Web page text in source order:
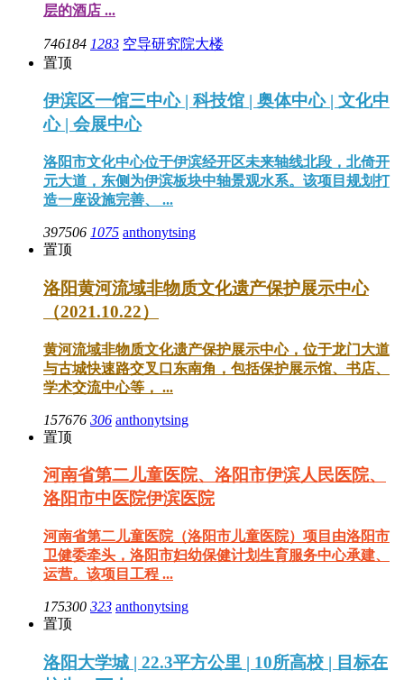
层的酒店 ...
746184 1283 空导研究院大楼
置顶
伊滨区一馆三中心 | 科技馆 | 奥体中心 | 文化中
心 | 会展中心
洛阳市文化中心位于伊滨经开区未来轴线北段，北倚开
元大道，东侧为伊滨板块中轴景观水系。该项目规划打
造一座设施完善、 ...
397506 1075 anthonytsing
置顶
洛阳黄河流域非物质文化遗产保护展示中心
（2021.10.22）
黄河流域非物质文化遗产保护展示中心，位于龙门大道
与古城快速路交叉口东南角，包括保护展示馆、书店、
学术交流中心等， ...
157676 306 anthonytsing
置顶
河南省第二儿童医院、洛阳市伊滨人民医院、
洛阳市中医院伊滨医院
河南省第二儿童医院（洛阳市儿童医院）项目由洛阳市
卫健委牵头，洛阳市妇幼保健计划生育服务中心承建、
运营。该项目工程 ...
175300 323 anthonytsing
置顶
洛阳大学城 | 22.3平方公里 | 10所高校 | 目标在